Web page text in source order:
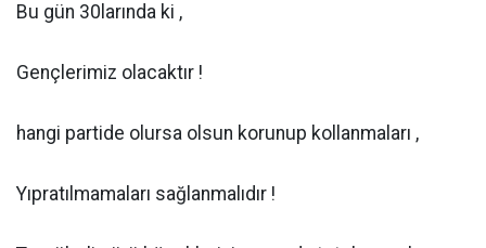
Bu gün 30larında ki ,
Gençlerimiz olacaktır !
hangi partide olursa olsun korunup kollanmaları ,
Yıpratılmamaları sağlanmalıdır !